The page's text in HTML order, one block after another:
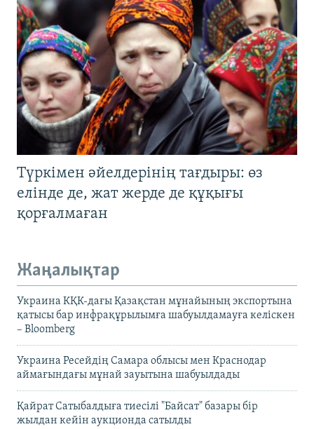
Түркімен әйелдерінің тағдыры: өз
елінде де, жат жерде де құқығы
қорғалмаған
Жаңалықтар
Украина КҚК-дағы Қазақстан мұнайының экспортына
қатысы бар инфрақұрылымға шабуылдамауға келіскен
– Bloomberg
Украина Ресейдің Самара облысы мен Краснодар
аймағындағы мұнай зауытына шабуылдады
Қайрат Сатыбалдыға тиесілі "Байсат" базары бір
жылдан кейін аукционда сатылды